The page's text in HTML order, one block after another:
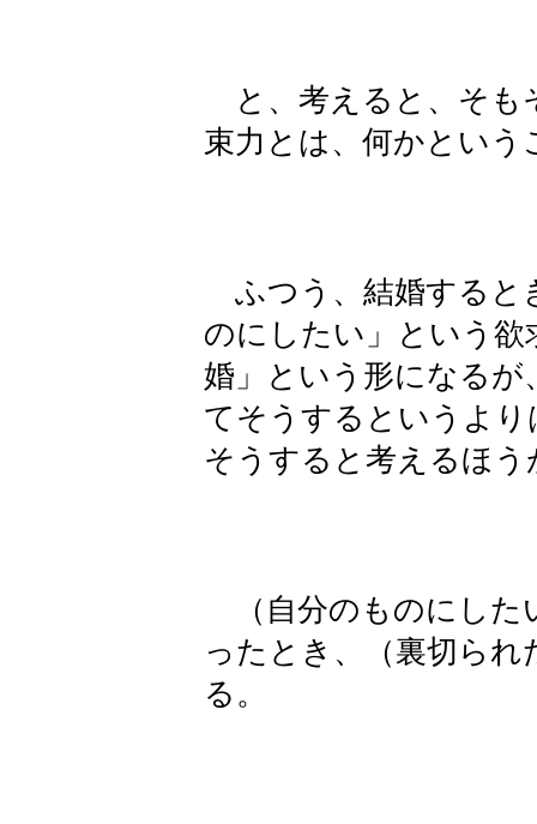
と、考えると、そも
束力とは、何かという
ふつう、結婚すると
のにしたい」という
婚」という形になるが
てそうするというよ
そうすると考えるほう
（自分のものにした
ったとき、（裏切ら
る。